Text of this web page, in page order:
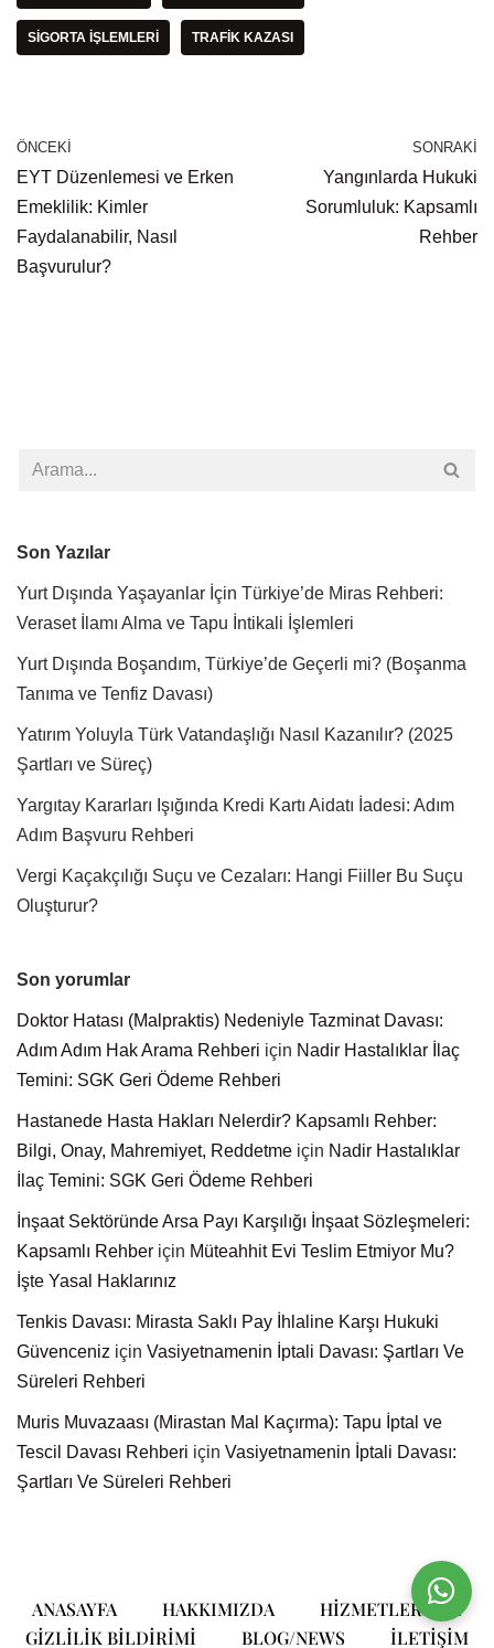
SIGORTA İŞLEMLERI TRAFIK KAZASI
ÖNCEKI
EYT Düzenlemesi ve Erken
Emeklilik: Kimler
Faydalanabilir, Nasıl
Başvurulur?
SONRAKI
Yangınlarda Hukuki
Sorumluluk: Kapsamlı
Rehber
Son Yazılar
Yurt Dışında Yaşayanlar İçin Türkiye’de Miras Rehberi:
Veraset İlamı Alma ve Tapu İntikali İşlemleri
Yurt Dışında Boşandım, Türkiye’de Geçerli mi? (Boşanma
Tanıma ve Tenfiz Davası)
Yatırım Yoluyla Türk Vatandaşlığı Nasıl Kazanılır? (2025
Şartları ve Süreç)
Yargıtay Kararları Işığında Kredi Kartı Aidatı İadesi: Adım
Adım Başvuru Rehberi
Vergi Kaçakçılığı Suçu ve Cezaları: Hangi Fiiller Bu Suçu
Oluşturur?
Son yorumlar
Doktor Hatası (Malpraktis) Nedeniyle Tazminat Davası:
Adım Adım Hak Arama Rehberi için Nadir Hastalıklar İlaç
Temini: SGK Geri Ödeme Rehberi
Hastanede Hasta Hakları Nelerdir? Kapsamlı Rehber:
Bilgi, Onay, Mahremiyet, Reddetme için Nadir Hastalıklar
İlaç Temini: SGK Geri Ödeme Rehberi
İnşaat Sektöründe Arsa Payı Karşılığı İnşaat Sözleşmeleri:
Kapsamlı Rehber için Müteahhit Evi Teslim Etmiyor Mu?
İşte Yasal Haklarınız
Tenkis Davası: Mirasta Saklı Pay İhlaline Karşı Hukuki
Güvenceniz için Vasiyetnamenin İptali Davası: Şartları Ve
Süreleri Rehberi
Muris Muvazaası (Mirastan Mal Kaçırma): Tapu İptal ve
Tescil Davası Rehberi için Vasiyetnamenin İptali Davası:
Şartları Ve Süreleri Rehberi
ANASAYFA HAKKIMIZDA
HIZMETLERIMIZ
GIZLILIK BILDIRIMI
BLOG/NEWS ILETIŞIM